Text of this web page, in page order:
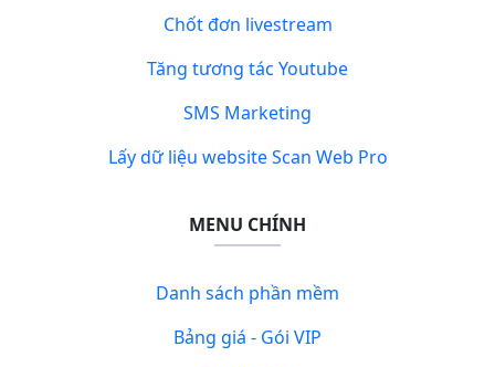
Chốt đơn livestream
Tăng tương tác Youtube
SMS Marketing
Lấy dữ liệu website Scan Web Pro
MENU CHÍNH
Danh sách phần mềm
Bảng giá - Gói VIP